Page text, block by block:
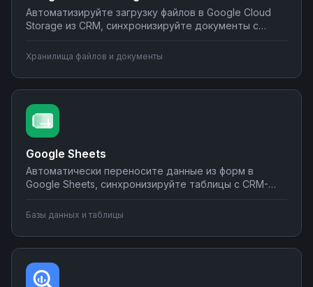
Автоматизируйте загрузку файлов в Google Cloud
Storage из CRM, синхронизируйте документы с
уведомления о новых файлах в мессенджеры.
Создавайте интеграции облачного хранилища без
программирования на Nodul.
Хранилища файлов и документы
Google Sheets
Автоматически переносите данные из форм в
Google Sheets, синхронизируйте таблицы с CRM-
почте или в мессенджеры. Настраивайте
простых сценариев до сложной автоматизации
аналитики.
Базы данных и таблицы